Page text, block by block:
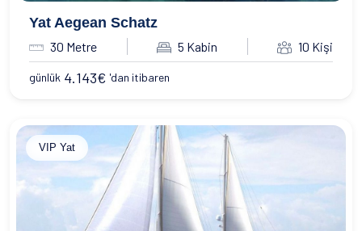
Yat Aegean Schatz
30 Metre 5 Kabin 10 Kişi
günlük 4.143€ 'dan itibaren
VIP Yat